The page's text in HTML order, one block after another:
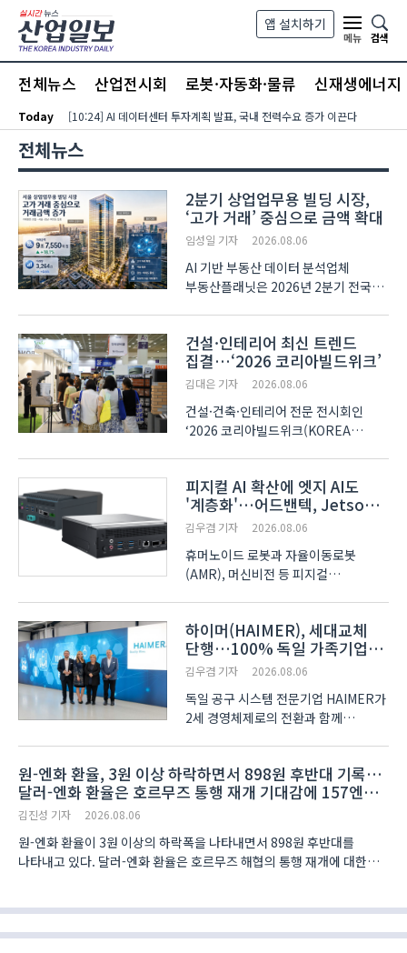
본문 바로가기
앱 설치하기
메뉴
검색
전체뉴스 산업전시회 로봇·자동화·물류 신재생에너지
Today [10:24] AI 데이터센터 투자계획 발표, 국내 전력수요 증가 이끈다
전체뉴스
2분기 상업업무용 빌딩 시장,
‘고가 거래’ 중심으로 금액 확대
임성일 기자 2026.08.06
AI 기반 부동산 데이터 분석업체
부동산플래닛은 2026년 2분기 전국
수준을 유지한 가운데 거래금액은 두
자릿수 증가율을 기록했다고 4일
밝혔다. 2분기 전국 상업..
건설·인테리어 최신 트렌드
집결…‘2026 코리아빌드위크’
김대은 기자 2026.08.06
건설·건축·인테리어 전문 전시회인
‘2026 코리아빌드위크(KOREA
이어갔다. 서울 코엑스(COEX)
전관에서 5일 개막한 전시는 건설·건축
산업의 최신 기술과 소재, 디자인
트렌드를..
피지컬 AI 확산에 엣지 AI도
'계층화'…어드밴텍, Jetson
Thor 기반 플랫폼 확대
김우겸 기자 2026.08.06
휴머노이드 로봇과 자율이동로봇
(AMR), 머신비전 등 피지컬
하나의 고성능 제품보다 용도에 따라
세분화되는 방향으로 발전하고 있다.
과거에는 가능한 한 높은 연산 성능을
확보하..
하이머(HAIMER), 세대교체
단행…100% 독일 가족기업
체제 유지 발표
김우겸 기자 2026.08.06
독일 공구 시스템 전문기업 HAIMER가
2세 경영체제로의 전환과 함께
창업 가문의 경영 철학을 계승하는
동시에 장기적인 기업 연속성과
계..
원-엔화 환율, 3원 이상 하락하면서 898원 후반대 기록…
달러-엔화 환율은 호르무즈 통행 재개 기대감에 157엔
중반대로 올라서
김진성 기자 2026.08.06
원-엔화 환율이 3원 이상의 하락폭을 나타내면서 898원 후반대를
나타내고 있다. 달러-엔화 환율은 호르무즈 해협의 통행 재개에 대한